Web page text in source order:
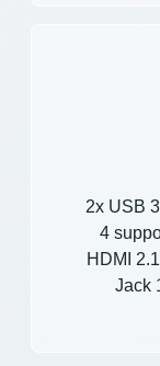
2x USB
4
HDMI
Jack